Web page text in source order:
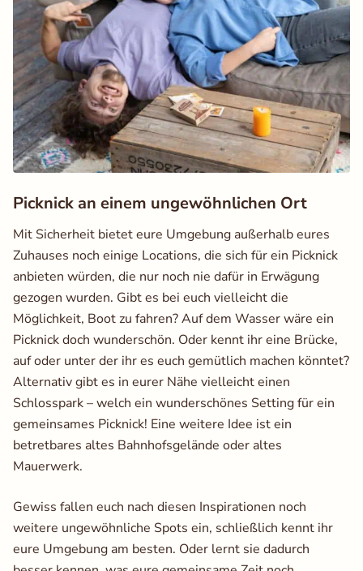
Picknick an einem ungewöhnlichen Ort
Mit Sicherheit bietet eure Umgebung außerhalb eures
Zuhauses noch einige Locations, die sich für ein Picknick
anbieten würden, die nur noch nie dafür in Erwägung
gezogen wurden. Gibt es bei euch vielleicht die
Möglichkeit, Boot zu fahren? Auf dem Wasser wäre ein
Picknick doch wunderschön. Oder kennt ihr eine Brücke,
auf oder unter der ihr es euch gemütlich machen könntet?
Alternativ gibt es in eurer Nähe vielleicht einen
Schlosspark – welch ein wunderschönes Setting für ein
gemeinsames Picknick! Eine weitere Idee ist ein
betretbares altes Bahnhofsgelände oder altes
Mauerwerk.
Gewiss fallen euch nach diesen Inspirationen noch
weitere ungewöhnliche Spots ein, schließlich kennt ihr
eure Umgebung am besten. Oder lernt sie dadurch